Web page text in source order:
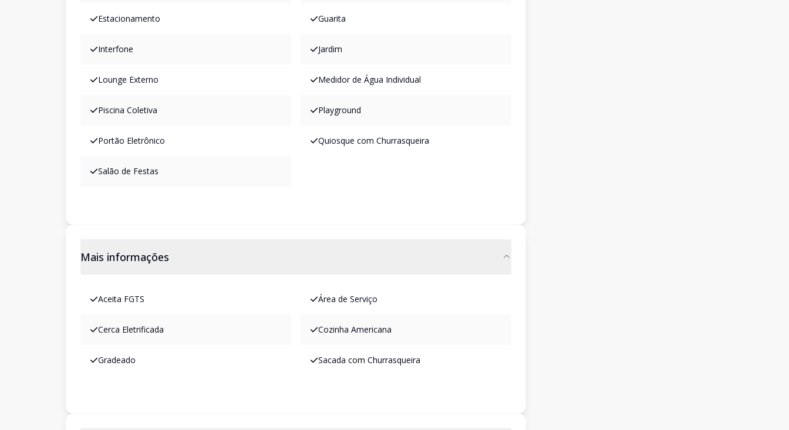
Estacionamento Guarita
Interfone Jardim
Lounge Externo Medidor de Água Individual
Piscina Coletiva Playground
Portão Eletrônico Quiosque com Churrasqueira
Salão de Festas
Mais informações
Aceita FGTS Área de Serviço
Cerca Eletrificada Cozinha Americana
Gradeado Sacada com Churrasqueira